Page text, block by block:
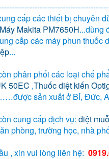
cấp các thiết bị chuyên
Máy Makita PM7650H...dùng
cấp các máy phun thuốc
...
phân phối các loại chế
50EC ,Thuốc diệt kiến
sản xuất ở Bỉ, Đức,
cung cấp dịch vụ: diệt
phòng, trường học, nhà
, xin vui lòng liên hệ: